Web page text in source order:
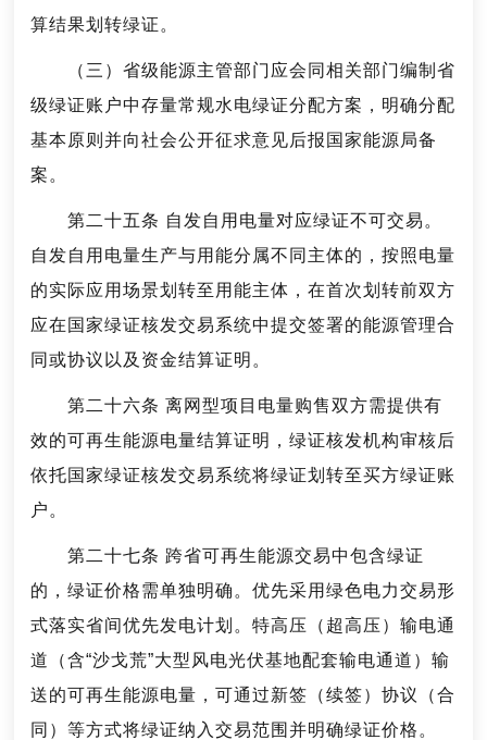
算结果划转绿证。
（三）省级能源主管部门应会同相关部门编制省
级绿证账户中存量常规水电绿证分配方案，明确分配
基本原则并向社会公开征求意见后报国家能源局备
案。
第二十五条 自发自用电量对应绿证不可交易。
自发自用电量生产与用能分属不同主体的，按照电量
的实际应用场景划转至用能主体，在首次划转前双方
应在国家绿证核发交易系统中提交签署的能源管理合
同或协议以及资金结算证明。
第二十六条 离网型项目电量购售双方需提供有
效的可再生能源电量结算证明，绿证核发机构审核后
依托国家绿证核发交易系统将绿证划转至买方绿证账
户。
第二十七条 跨省可再生能源交易中包含绿证
的，绿证价格需单独明确。优先采用绿色电力交易形
式落实省间优先发电计划。特高压（超高压）输电通
道（含“沙戈荒”大型风电光伏基地配套输电通道）输
送的可再生能源电量，可通过新签（续签）协议（合
同）等方式将绿证纳入交易范围并明确绿证价格。